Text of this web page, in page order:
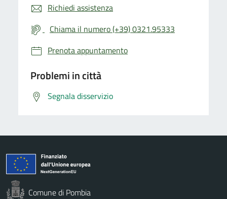
Richiedi assistenza
Chiama il numero (+39) 0321.95333
Prenota appuntamento
Problemi in città
Segnala disservizio
Comune di Pombia